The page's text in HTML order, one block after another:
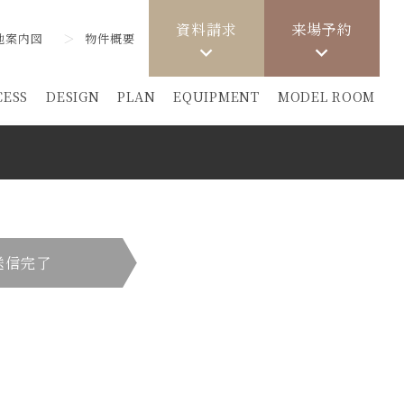
案内図 物件概要 資料請求 来場予約
DESIGN PLAN EQUIPMENT MODEL ROOM
信完了